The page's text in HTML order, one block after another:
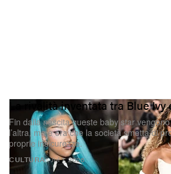
CULTURA
La rivalità inventata tra Blue
Fin dalla nascita queste baby star
l’altra, ma è ora che la società smetta di
proprie insicurezze.
Jul 7, 2026